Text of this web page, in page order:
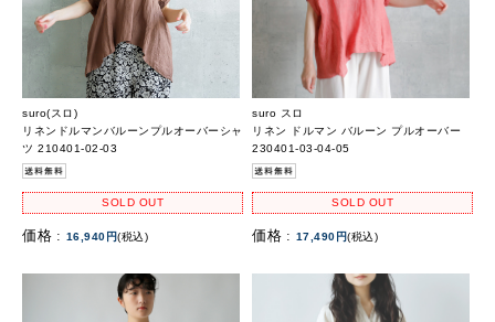
suro(スロ)
リネンドルマンバルーンプルオーバーシャ
ツ 210401-02-03
SOLD OUT
価格 : 16,940円(税込)
suro スロ
リネン ドルマン バルーン プルオーバー
230401-03-04-05
SOLD OUT
価格 : 17,490円(税込)